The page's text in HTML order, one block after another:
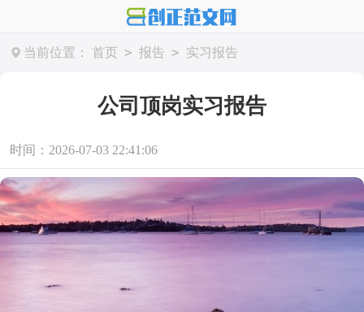
当前位置： 首页 > 报告 > 实习报告
公司顶岗实习报告
时间：2026-07-03 22:41:06